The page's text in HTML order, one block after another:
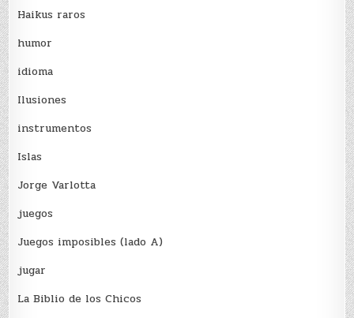
Haikus raros
humor
idioma
Ilusiones
instrumentos
Islas
Jorge Varlotta
juegos
Juegos imposibles (lado A)
jugar
La Biblio de los Chicos